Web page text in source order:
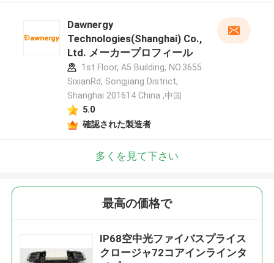
Dawnergy
Technologies(Shanghai) Co.,
Ltd. メーカープロフィール
1st Floor, A5 Building, NO.3655
SixianRd, Songjiang District,
Shanghai 201614 China ,中国
5.0
確認された製造者
多くを見て下さい
最高の価格で
IP68空中光ファイバスプライス
クロージャ72コアインラインタ